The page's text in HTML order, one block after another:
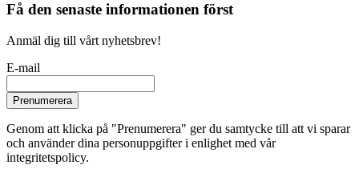
Få den senaste informationen först
Anmäl dig till vårt nyhetsbrev!
E-mail
Prenumerera
Genom att klicka på "Prenumerera" ger du samtycke till att vi sparar
och använder dina personuppgifter i enlighet med vår
integritetspolicy.